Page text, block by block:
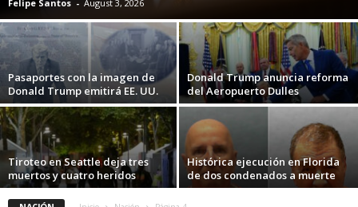
Felipe Santos - August 3, 2026
Pasaportes con la imagen de
Donald Trump emitirá EE. UU.
Donald Trump anuncia reforma
del Aeropuerto Dulles
Tiroteo en Seattle deja tres
muertos y cuatro heridos
Histórica ejecución en Florida
de dos condenados a muerte